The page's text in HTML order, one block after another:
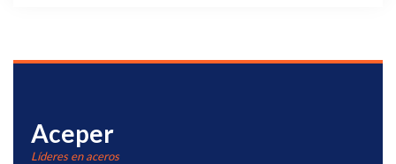
Aceper
Líderes en aceros